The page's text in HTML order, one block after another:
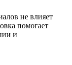
не влияет
помогает
и